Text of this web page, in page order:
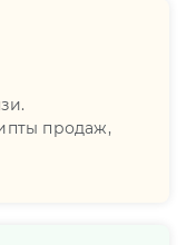
продаж,